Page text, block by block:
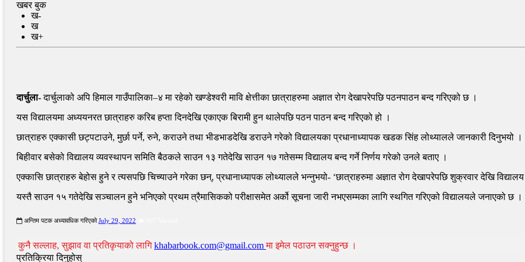
खबर बुक
ख-
ख
ख+
दार्चुला-दार्चुलाको अपि हिमाल गाउँपालिका–४ मा रहेको खण्डेश्वरी मावि क्षेत्तीका छात्राहरुमा अज्ञात रोग देखापरेपछि पठनपाठन बन्द गरिएको छ ।
यस विद्यालयमा अध्ययनरत छात्राहरु करिब हप्ता दिनदेखि एकाएक बिरामी हुन थालेपछि पठन पाठन बन्द गरिएको हो ।
छात्राहरु एक्कासी छट्पटाउने, मुर्छा पर्ने, रुने, कराउने तथा भीडभाडदेखि डराउने गरेको विद्यालयका प्रधानाध्यापक खडक सिंह लोथ्यालले जानकारी दिनुभयो ।
बिहीवार बसेको विद्यालय व्यवस्थापन समिति बैठकले साउन १३ गतेदेखि साउन १७ गतेसम्म विद्यालय बन्द गर्ने निर्णय गरेको उनले बताए ।
एक्कासि छात्राहरु बेहोस हुने र त्यसपछि चिच्याउने गरेका छन्, प्रधानाध्यापक लोथ्यालले भन्नुभयो- ‘छात्राहरुमा अज्ञात रोग देखापरेपछि शुक्रवार देखि
यस्तै साउन १५ गतेदेखि सञ्चालन हुने भनिएको प्रथम त्रैमासिकको परीक्षासमेत अर्को सूचना जारी नभएसम्मका लागि स्थगित गरिएको विद्यालयले जनाएको छ
अन्तिम पटक अध्यावधिक गरिएको July 29, 2022
कुनै सल्लाह, सुझाव वा प्रतिकृयाको लागिkhabarbook.com@gmail.comमा इमेल पठाउन सक्नुहुन्छ ।
प्रतिक्रिया दिनुहोस्